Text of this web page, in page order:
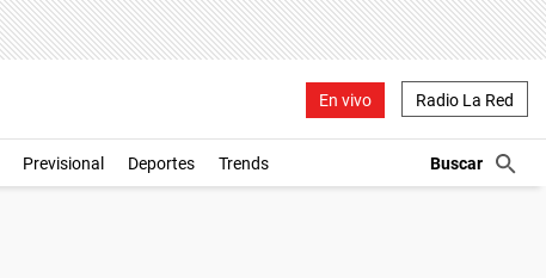
En vivo Radio La Red
Previsional Deportes Trends